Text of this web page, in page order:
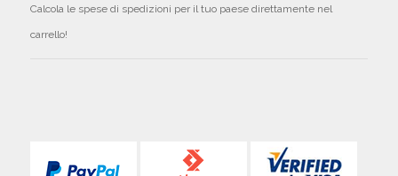
Calcola le spese di spedizioni per il tuo paese direttamente nel
carrello!